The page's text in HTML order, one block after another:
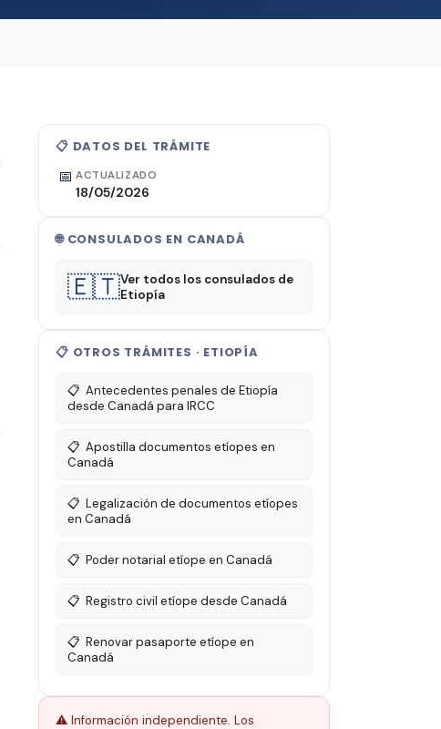
📋 DATOS DEL TRÁMITE
📅 ACTUALIZADO
18/05/2026
🌐 CONSULADOS EN CANADÁ
🇪🇹Ver todos los consulados de
Etiopía
📋 OTROS TRÁMITES · ETIOPÍA
📋 Antecedentes penales de Etiopía
desde Canadá para IRCC
📋 Apostilla documentos etíopes en
Canadá
📋 Legalización de documentos etíopes
en Canadá
📋 Poder notarial etíope en Canadá
📋 Registro civil etíope desde Canadá
📋 Renovar pasaporte etíope en
Canadá
⚠️ Información independiente. Los